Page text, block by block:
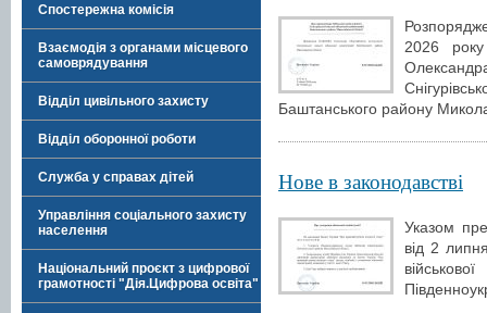
Спостережна комісія
Взаємодія з органами місцевого
самоврядування
Відділ цивільного захисту
Відділ оборонної роботи
Служба у справах дітей
Управління соціального захисту
населення
Національний проєкт з цифрової
грамотності "Дія.Цифрова освіта"
2026
Баштанського району
Нове в законодавстві
Указом
від 2